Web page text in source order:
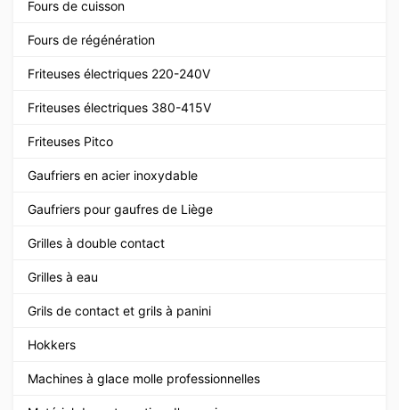
Fours de cuisson
Fours de régénération
Friteuses électriques 220-240V
Friteuses électriques 380-415V
Friteuses Pitco
Gaufriers en acier inoxydable
Gaufriers pour gaufres de Liège
Grilles à double contact
Grilles à eau
Grils de contact et grils à panini
Hokkers
Machines à glace molle professionnelles